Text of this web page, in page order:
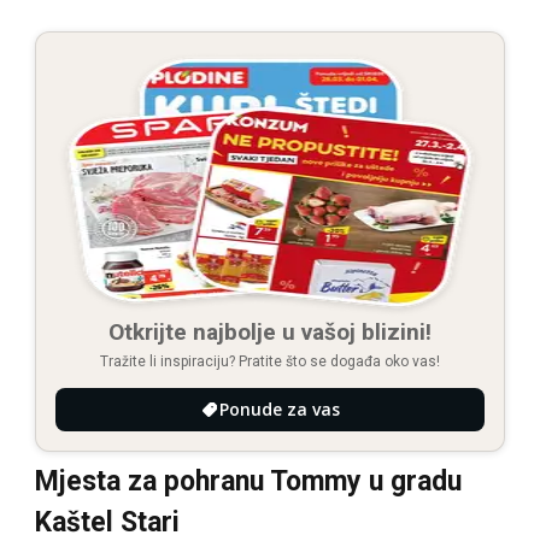
Otkrijte najbolje u vašoj blizini!
Tražite li inspiraciju? Pratite što se događa oko vas!
Ponude za vas
Mjesta za pohranu Tommy u gradu
Kaštel Stari